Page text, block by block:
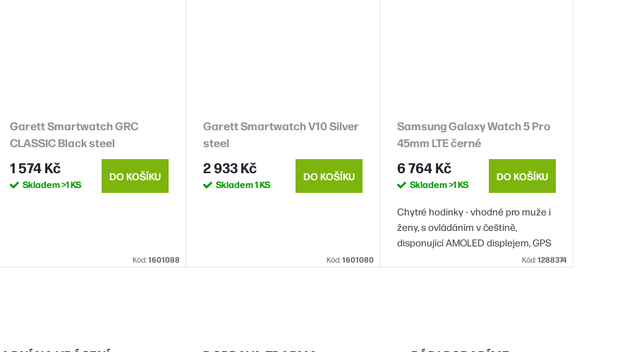
Garett Smartwatch GRC
CLASSIC Black steel
1 574 Kč
Skladem>1 KS
DO KOŠÍKU
Kód:1601088
Garett Smartwatch V10 Silver
steel
2 933 Kč
Skladem1 KS
DO KOŠÍKU
Kód:1601080
Samsung Galaxy Watch 5 Pro
45mm LTE černé
6 764 Kč
Skladem>1 KS
DO KOŠÍKU
Chytré hodinky - vhodné pro muže i
ženy, s ovládáním v češtině,
disponující AMOLED displejem, GPS
funkcí, telefonováním díky eSIM
Kód:1288374